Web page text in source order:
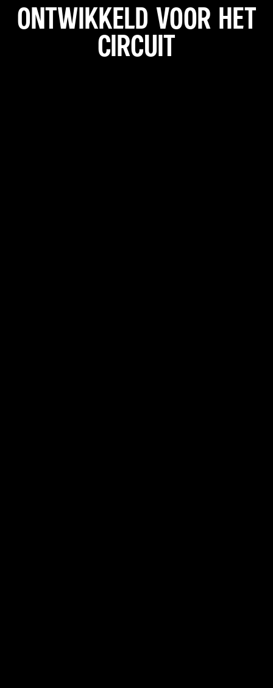
ONTWIKKELD VOOR HET
CIRCUIT